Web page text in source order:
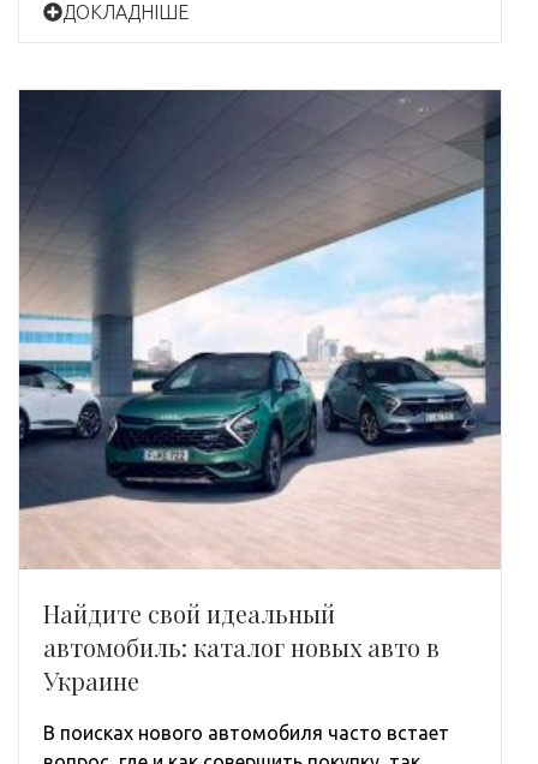
ДОКЛАДНІШЕ
Найдите свой идеальный
автомобиль: каталог новых авто в
Украине
В поисках нового автомобиля часто встает